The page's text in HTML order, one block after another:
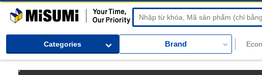
MiSUMi
Categories Brand